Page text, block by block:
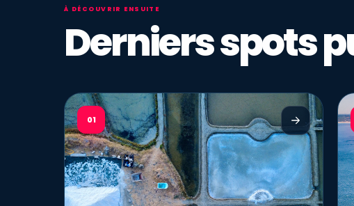
À DÉCOUVRIR ENSUITE
Derniers spots
01